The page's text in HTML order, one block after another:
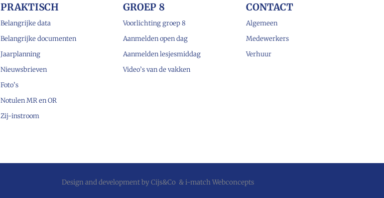
PRAKTISCH
Belangrijke data
Belangrijke documenten
Jaarplanning
Nieuwsbrieven
Foto’s
Notulen MR en OR
Zij-instroom
GROEP 8
Voorlichting groep 8
Aanmelden open dag
Aanmelden lesjesmiddag
Video’s van de vakken
CONTACT
Algemeen
Medewerkers
Verhuur
Design and development by Cijs&Co &i-match Webconcepts